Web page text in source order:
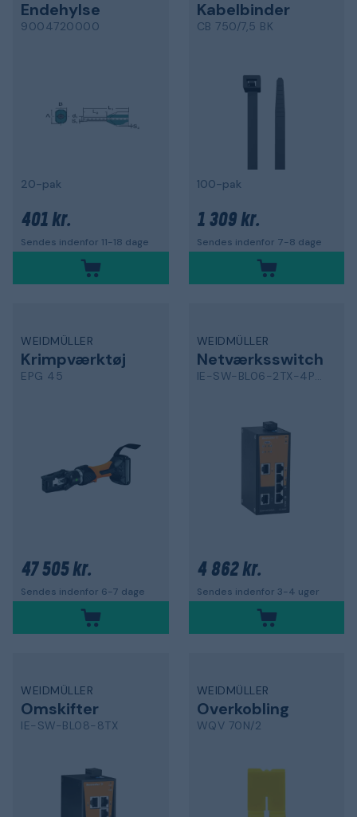
Endehylse
9004720000
20-pak
401 kr.
Sendes indenfor 11-18 dage
Kabelbinder
CB 750/7,5 BK
100-pak
1 309 kr.
Sendes indenfor 7-8 dage
WEIDMÜLLER
Krimpværktøj
EPG 45
47 505 kr.
Sendes indenfor 6-7 dage
WEIDMÜLLER
Netværksswitch
IE-SW-BL06-2TX-4POE
4 862 kr.
Sendes indenfor 3-4 uger
WEIDMÜLLER
Omskifter
IE-SW-BL08-8TX
WEIDMÜLLER
Overkobling
WQV 70N/2